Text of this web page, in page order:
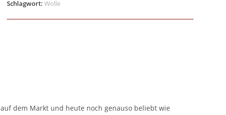
Schlagwort:Wolle
dem Markt und heute noch genauso beliebt wie